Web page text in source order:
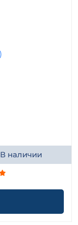
В наличии